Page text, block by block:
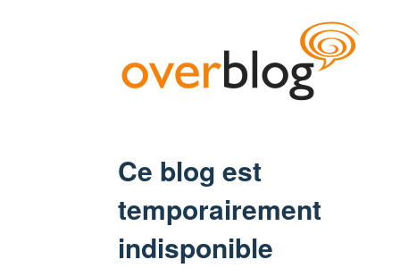
Ce blog est
temporairement
indisponible